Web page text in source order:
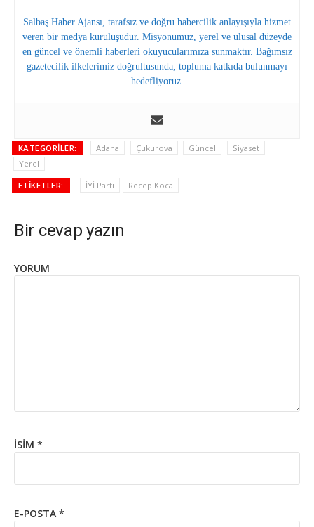
Salbaş Haber Ajansı, tarafsız ve doğru habercilik anlayışıyla hizmet
veren bir medya kuruluşudur. Misyonumuz, yerel ve ulusal düzeyde
en güncel ve önemli haberleri okuyucularımıza sunmaktır. Bağımsız
gazetecilik ilkelerimiz doğrultusunda, topluma katkıda bulunmayı
hedefliyoruz.
KATEGORILER: Adana Çukurova Güncel
Siyaset
Yerel
ETIKETLER: İYİ Parti Recep Koca
Bir cevap yazın
YORUM
İSIM *
E-POSTA *